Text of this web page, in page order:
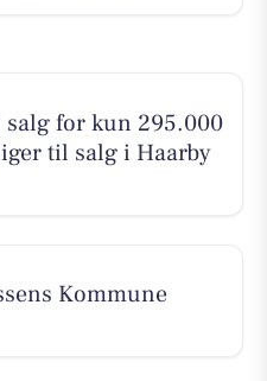
for kun 295.000
til salg i Haarby
Kommune